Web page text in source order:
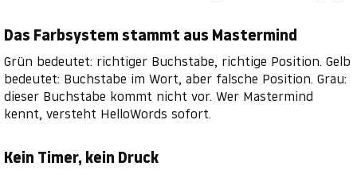
Das Farbsystem stammt aus Mastermind
Grün bedeutet: richtiger Buchstabe, richtige Position. Gelb
bedeutet: Buchstabe im Wort, aber falsche Position. Grau:
dieser Buchstabe kommt nicht vor. Wer Mastermind
kennt, versteht HelloWords sofort.
Kein Timer, kein Druck